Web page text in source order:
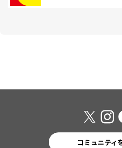
コミュニティ